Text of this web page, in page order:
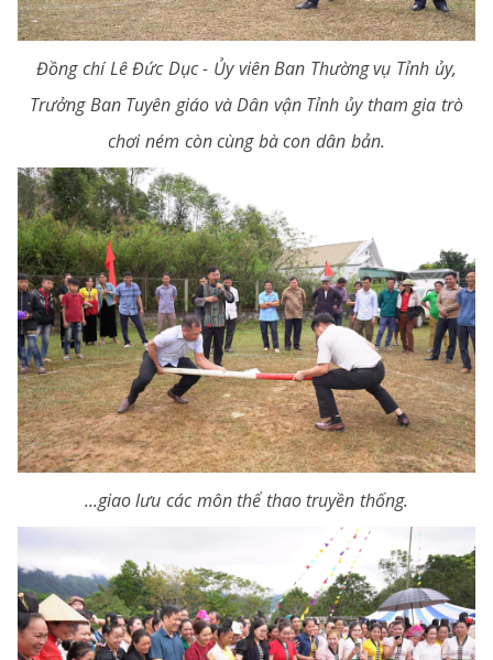
Đồng chí Lê Đức Dục - Ủy viên Ban Thường vụ Tỉnh ủy,
Trưởng Ban Tuyên giáo và Dân vận Tỉnh ủy tham gia trò
chơi ném còn cùng bà con dân bản.
...giao lưu các môn thể thao truyền thống.